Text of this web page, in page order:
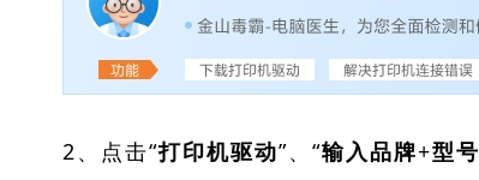
2、点击“打印机驱动”、“输入品牌+型号